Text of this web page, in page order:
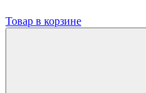
Товар в корзине